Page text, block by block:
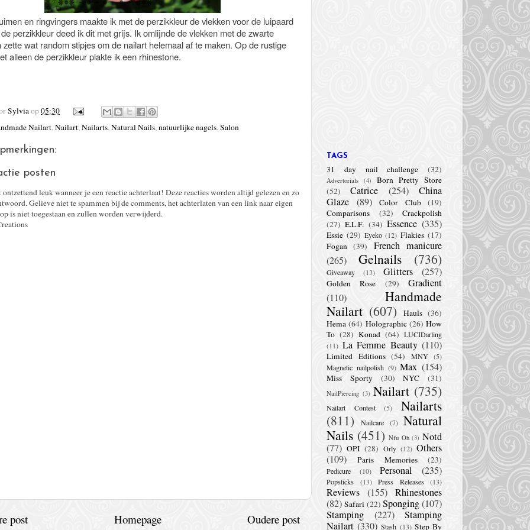
en ringvingers maakte ik met de perzikkleur de vlekken voor de luipaard
perzikkleur deed ik dit met grijs. Ik omlijnde de vlekken met de zwarte
zette wat random stipjes om de nailart helemaal af te maken. Op de rustige
alleen de perzikkleur plakte ik een rhinestone.
Sylviaop05:30
Nailart,Nailart,Nailarts,Natural Nails,natuurlijke nagels,Salon
posten
leuk wanneer je een reactie achterlaat! Deze reacties worden altijd gelezen en zo
Gelieve niet te spammen bij de comments, het achterlaten van een link naar eigen
is niet toegestaan en zullen worden verwijderd.
post Oudere post
Homepage
TAGS
31 day nail challenge (32)
Advertorials (4)
Born Pretty Store
(52)
Catrice (254)
China
Glaze (89) Color Club
(19)
Comparisons
(32)
Crackpolish
(27) E.L.F. (34) Essence (335)
Essie (29) Eyeko (12) Flakies (17)
Fogan (39)
French manicure
(265)
Gelnails (736)
Giveaway (13) Glitters (257)
Golden Rose (29)
Gradient
(110)
Handmade
Nailart (607) Hauls (36)
Hema (64) Holographic (26) How
To (28) Konad (64) LUCIDarling
(11) La Femme Beauty (110)
Limited Editions (54) MNY (5)
Magnetic nailpolish (9) Max (154)
Miss Sporty (30) NYC (31)
NailPiercing (3) Nailart (735)
Nailart Contest (5)
Nailarts
(811)
Nailcare (7) Natural
Nails (451) Nfu Oh (3) Notd
(77) OPI (28) Orly (12) Others
(109)
Paris Memories (23)
Pedicure (10) Personal (235)
Popsticks (13) Press Releases (13)
Reviews (155) Rhinestones
(82) Safari (22) Sponging(107)
Stamping
(227)
Stamping
Nailart (330) Stash (13) Step By